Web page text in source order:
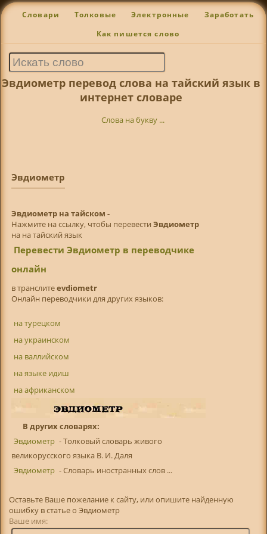
Словари Толковые Электронные Заработать
Как пишется слово
Эвдиометр перевод слова на тайский язык в
интернет словаре
Слова на букву ...
Эвдиометр
Эвдиометр на тайском -
Нажмите на ссылку, чтобы перевести Эвдиометр
на на тайский язык
Перевести Эвдиометр в переводчике
онлайн
в транслитeevdiometr
Онлайн переводчики для других языков:
на турецком
на украинском
на валлийском
на языке идиш
на африканском
В других словарях:
Эвдиометр - Толковый словарь живого
великорусского языка В. И. Даля
Эвдиометр - Словарь иностранных слов ...
Оставьте Ваше пожелание к сайту, или опишите найденную
ошибку в статье о Эвдиометр
Ваше имя: